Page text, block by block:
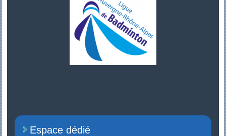
Espace dédié